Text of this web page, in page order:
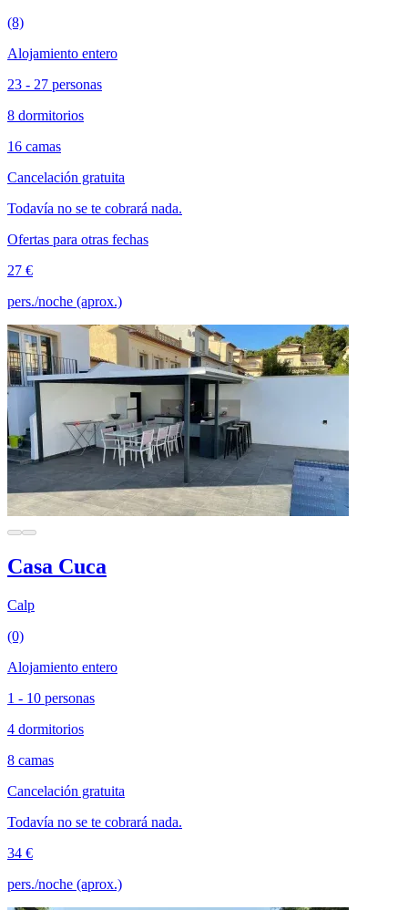
(8)
Alojamiento entero
23 - 27 personas
8 dormitorios
16 camas
Cancelación gratuita
Todavía no se te cobrará nada.
Ofertas para otras fechas
27 €
pers./noche (aprox.)
Casa Cuca
Calp
(0)
Alojamiento entero
1 - 10 personas
4 dormitorios
8 camas
Cancelación gratuita
Todavía no se te cobrará nada.
34 €
pers./noche (aprox.)